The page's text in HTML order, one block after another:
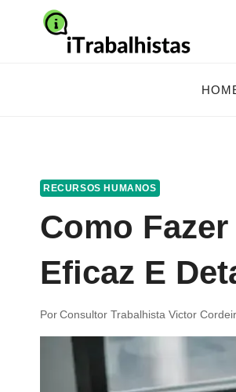
RECURSOS HUMANOS
Como
Eficaz E
Por Consultor Trabalhista Victor